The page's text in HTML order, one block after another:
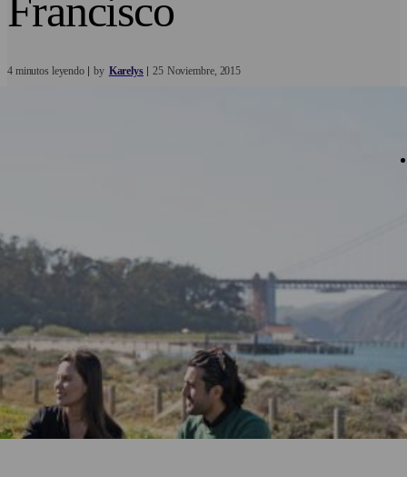
Francisco
4 minutos leyendo by Karelys 25 Noviembre 2015